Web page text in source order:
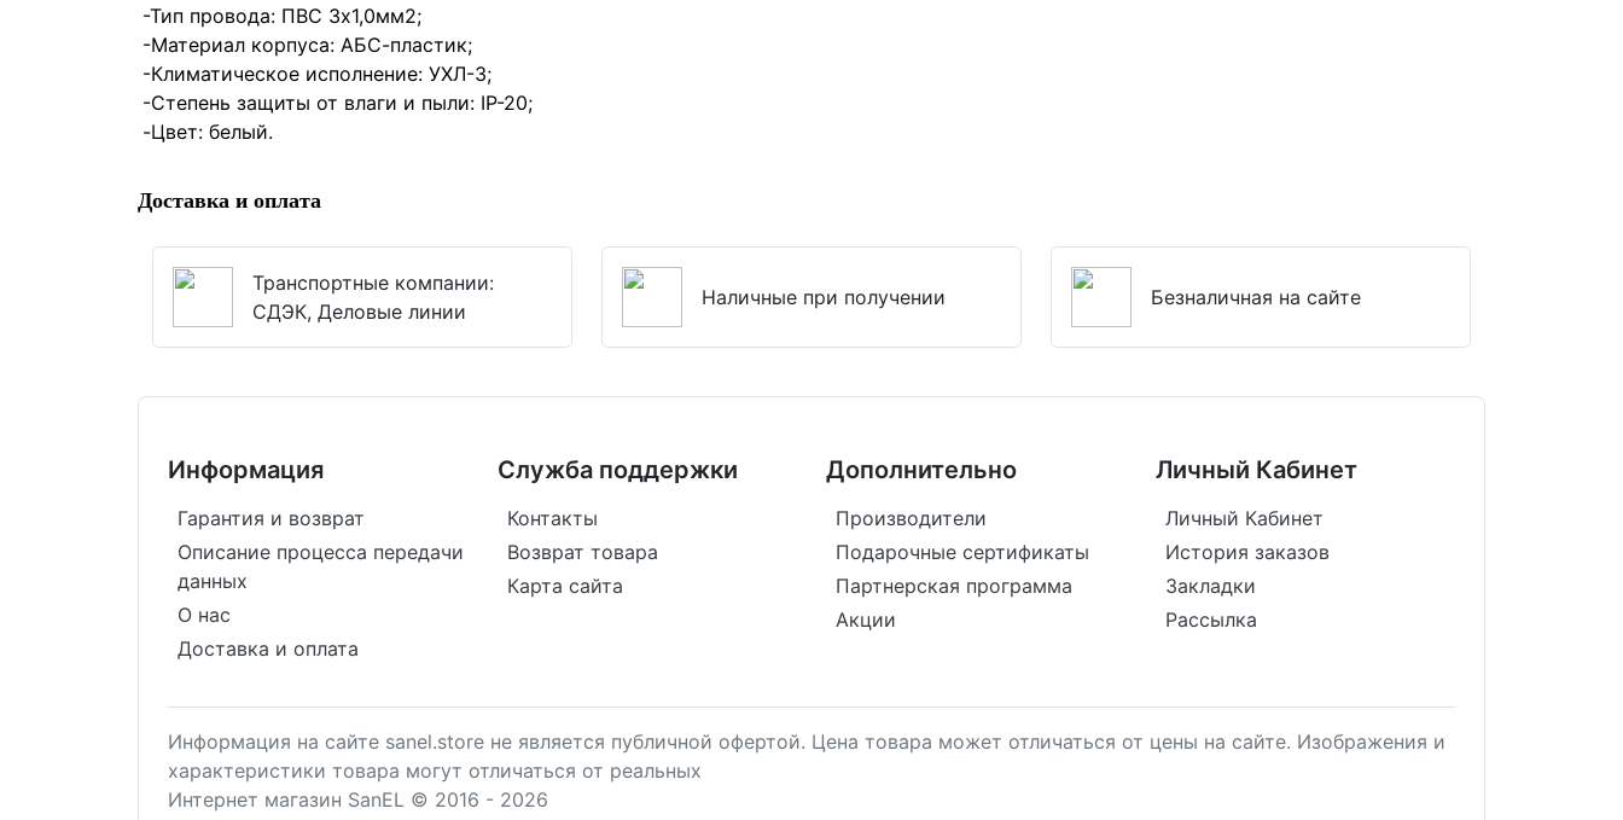
-Тип провода: ПВС 3x1,0мм2;
-Материал корпуса: АБС-пластик;
-Климатическое исполнение: УХЛ-3;
-Степень защиты от влаги и пыли: IP-20;
-Цвет: белый.
Доставка и оплата
Транспортные компании:
СДЭК, Деловые линии
Наличные при получении Безналичная на сайте
Информация
Гарантия и возврат
Описание процесса передачи
данных
О нас
Доставка и оплата
Служба поддержки
Контакты
Возврат товара
Карта сайта
Дополнительно
Производители
Подарочные сертификаты
Партнерская программа
Акции
Личный Кабинет
Личный Кабинет
История заказов
Закладки
Рассылка
Информация на сайте sanel.store не является публичной офертой. Цена товара может отличаться от цены на сайте. Изображения и
характеристики товара могут отличаться от реальных
Интернет магазин SanEL © 2016 - 2026